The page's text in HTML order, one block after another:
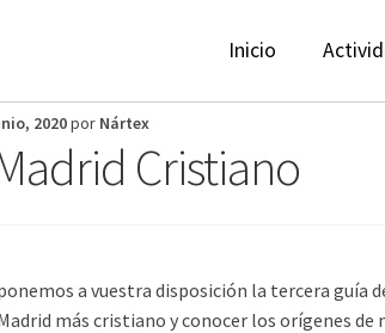
Inicio
2020por Nártex
Cristiano
a vuestra disposición la tercera guía
más cristiano y conocer los orígenes de